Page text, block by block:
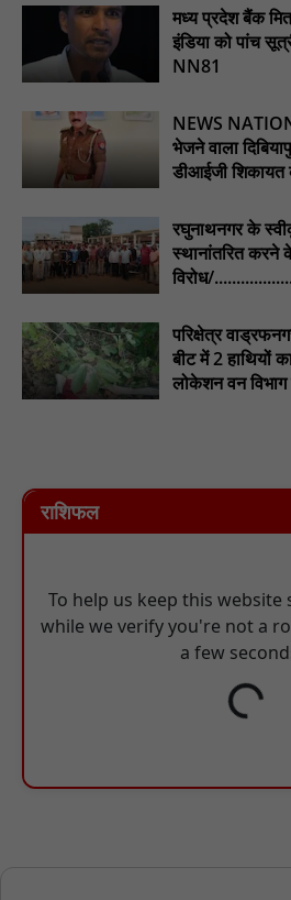
टिमरनी नगर व आसपास के ग्रामीण क्षेत्रों के
तहसीलदार को सौंपा ज्ञापन, आज हड़ताल पर
मस्तूरी जनपद पंचायत में 131 सरपंचों का
NN81
मध्य प्रदेश बैंक
इंडिया को पांच
NN81
NEWS
भेजने वाला
डीआईजी शिकायत
रघुनाथनगर के
स्थानांतरित करने
विरोध/
परिक्षेत्र
बीट में 2 हाथियों
लोकेशन वन
राशिफल